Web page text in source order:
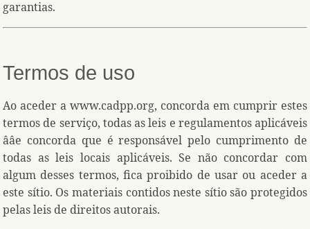
garantias.
Termos de uso
Ao aceder a www.cadpp.org, concorda em cumprir estes
termos de serviço, todas as leis e regulamentos aplicáveis
ââe concorda que é responsável pelo cumprimento de
todas as leis locais aplicáveis. Se não concordar com
algum desses termos, fica proibido de usar ou acedera
este sítio. Os materiais contidos neste sítio são protegidos
pelas leis de direitos autorais.